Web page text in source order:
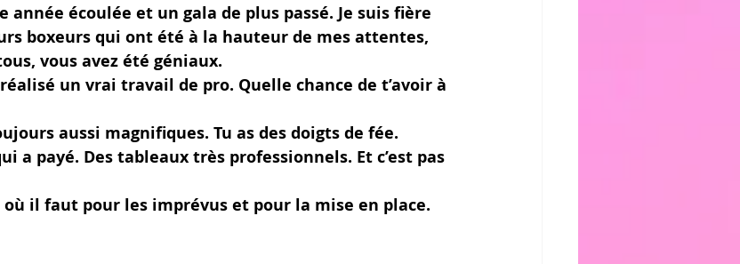
année écoulée et un gala de plus passé. Je suis fière
boxeurs qui ont été à la hauteur de mes attentes,
vous avez été géniaux.
un vrai travail de pro. Quelle chance de t’avoir à
aussi magnifiques. Tu as des doigts de fée.
a payé. Des tableaux très professionnels. Et c’est pas
il faut pour les imprévus et pour la mise en place.